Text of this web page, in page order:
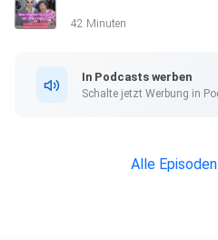
Weiterhin gratuliere ich auf
Rubrik LP DER WOCHE die
42 Minuten
In Podcasts werben
Schalte jetzt Werbung in
Alle